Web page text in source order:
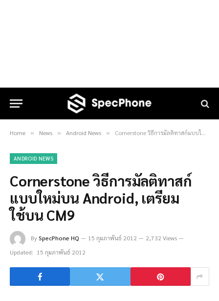
Home » News » Android News » Cornerstone วิธีการมัลติทาสก์แบบใหม่บน Android, เตรียมใช้บน CM9
ANDROID NEWS
Cornerstone วิธีการมัลติทาสก์
แบบใหม่บน Android, เตรียม
ใช้บน CM9
BySpecPhone HQ 15 กุมภาพันธ์ 2012
2,732 Views
Updated: 15 กุมภาพันธ์ 2012